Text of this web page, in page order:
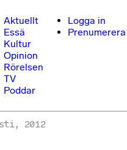
Aktuellt
Essä
Kultur
Opinion
Rörelsen
TV
Poddar
Logga in
Prenumerera
2012